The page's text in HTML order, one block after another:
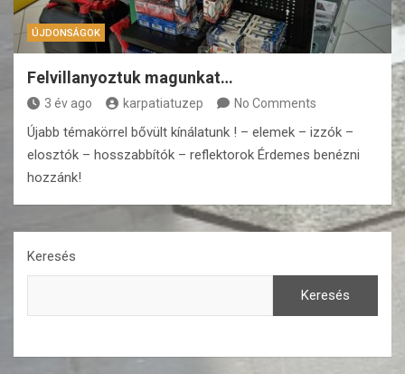
ÚJDONSÁGOK
Felvillanyoztuk magunkat…
3 év ago karpatiatuzep No Comments
Újabb témakörrel bővült kínálatunk ! – elemek – izzók –
elosztók – hosszabbítók – reflektorok Érdemes benézni
hozzánk!
Keresés
Keresés